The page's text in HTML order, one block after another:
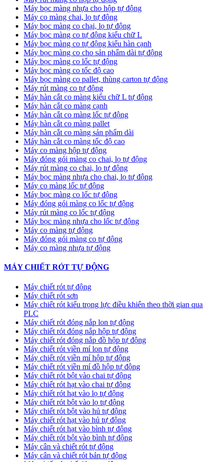
Máy bọc màng nhựa cho hộp tự động
Máy co màng chai, lọ tự động
Máy bọc màng co chại, lọ tự động
Máy bọc màng co tự động kiểu chữ L
Máy bọc màng co tự động kiểu hàn cạnh
Máy bọc màng co cho sản phẩm dài tự động
Máy bọc màng co lốc tự động
​Máy bọc màng co tốc độ cao
Máy bọc màng co pallet, thùng carton tự động
​Máy rút màng co tự động
​Máy hàn cắt co màng kiểu chữ L tự động
​Máy hàn cắt co màng cạnh
​Máy hàn cắt co màng lốc tự động
​Máy hàn cắt co màng pallet
​Máy hàn cắt co màng sản phẩm dài
​Máy hàn cắt co màng tốc độ cao
Máy co màng hộp tự động
Máy đóng gói màng co chai, lọ tự động
Máy rút màng co chai, lọ tự động
Máy bọc màng nhựa cho chai, lọ tự động
Máy co màng lốc tự động
Máy bọc màng co lốc tự động
Máy đóng gói màng co lốc tự động
Máy rút màng co lốc tự động
Máy bọc màng nhựa cho lốc tự động
Máy co màng tự động
Máy đóng gói màng co tự động
Máy co màng nhựa tự động
MÁY CHIẾT RÓT TỰ ĐỘNG
Máy chiết rót tự động
Máy chiết rót sơn
Máy chiết rót kiểu trọng lực điều khiển theo thời gian qua
PLC
Máy chiết rót đóng nắp lon tự động
Máy chiết rót đóng nắp hộp tự động
Máy chiết rót đóng nắp đồ hộp tự động
Máy chiết rót viền mí lon tự động
Máy chiết rót viền mí hộp tự động
Máy chiết rót viền mí đồ hộp tự động
Máy chiết rót bột vào chai tự động
Máy chiết rót hạt vào chai tự động
Máy chiết rót hạt vào lọ tự động
Máy chiết rót bột vào lọ tự động
Máy chiết rót bột vào hủ tự động
Máy chiết rót hạt vào hủ tự động
Máy chiết rót hạt vào bình tự động
Máy chiết rót bột vào bình tự động
Máy cân và chiết rót tự động
Máy cân và chiết rót bán tự động